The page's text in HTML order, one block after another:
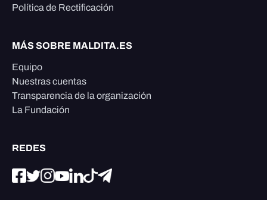
Política de Rectificación
MÁS SOBRE MALDITA.ES
Equipo
Nuestras cuentas
Transparencia de la organización
La Fundación
REDES